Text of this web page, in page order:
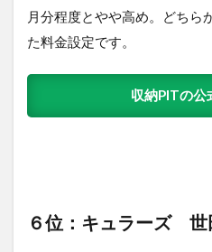
月分程度とやや高め。どちら
た料金設定です。
収納PITの公
６位：キュラーズ 世